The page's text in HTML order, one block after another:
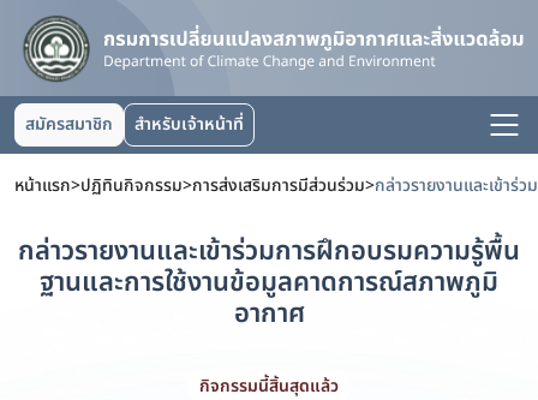
สมัครสมาชิก สำหรับเจ้าหน้าที่
หน้าแรก>ปฏิทินกิจกรรม>การส่งเสริมการมีส่วนร่วม>
กล่าวรายงานและเข้าร่วมการฝึกอบรมความรู้พื้น
ฐานและการใช้งานข้อมูลคาดการณ์สภาพภูมิ
อากาศ
กิจกรรมนี้สิ้นสุดแล้ว